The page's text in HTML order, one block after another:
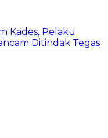
Kades, Pelaku
Ditindak Tegas